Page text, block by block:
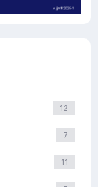
12
7
11